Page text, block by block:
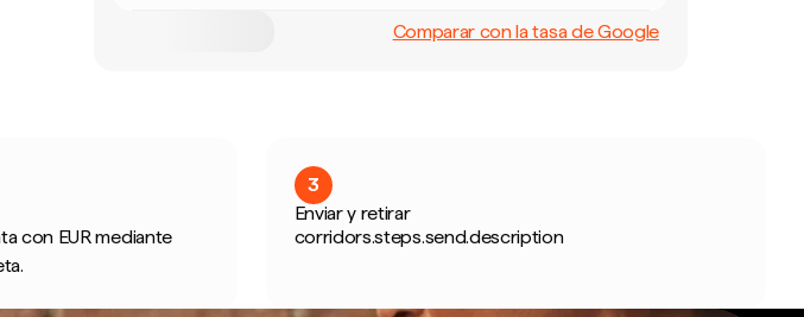
Comparar con la tasa de Google
con EUR mediante
3
Enviar y retirar
corridors.steps.send.description